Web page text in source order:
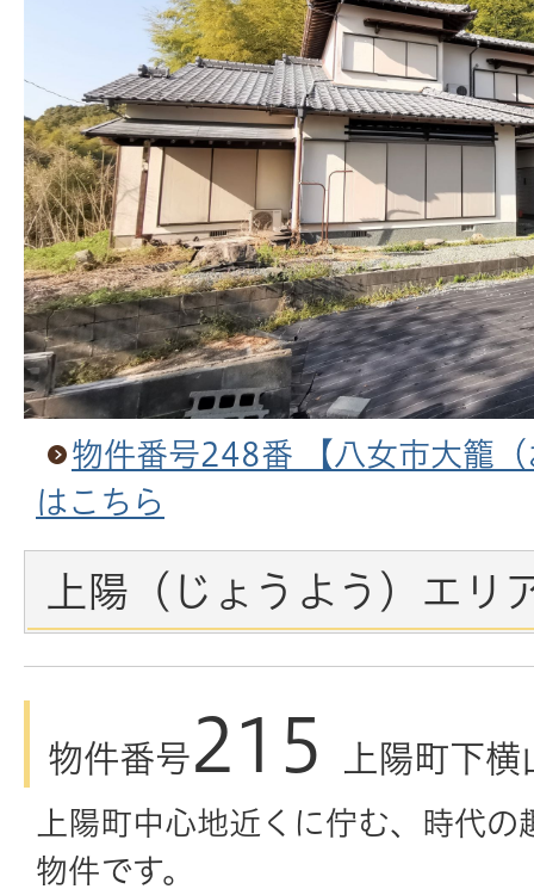
物件番号248番 【八女市大籠
はこちら
上陽（じょうよう）エリ
物件番号215 上陽町下
上陽町中心地近くに佇む、時代
物件です。